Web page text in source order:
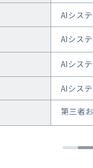
AIシス
AIシス
AIシス
AIシス
第三者